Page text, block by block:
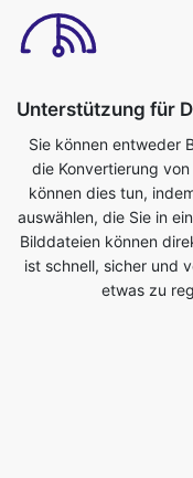
Unterstützung für
Sie können entweder
auswählen, die Sie in
Bilddateien können
ist schnell, sicher und
etwas zu